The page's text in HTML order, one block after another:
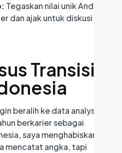
Tegaskan nilai unik Anda
dan ajak untuk diskusi lebih
Transisi
beralih ke data analyst
berkarier sebagai
saya menghabiskan
mencatat angka, tapi